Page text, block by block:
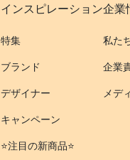
インスピレーション
特集
ブランド
デザイナー
キャンペーン
⭐️注目の新商品⭐️
企業
私た
企業
メデ